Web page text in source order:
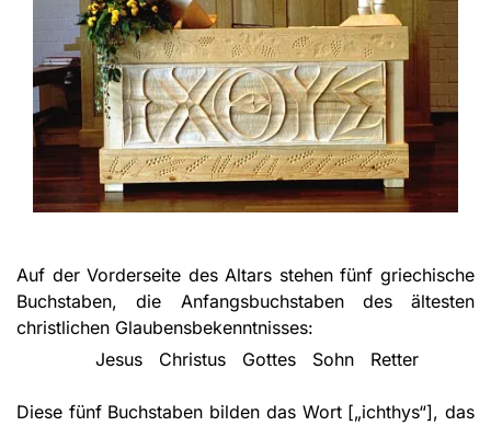
Auf der Vorderseite des Altars stehen fünf griechische
Buchstaben, die Anfangsbuchstaben des ältesten
christlichen Glaubensbekenntnisses:
Jesus Christus Gottes Sohn Retter
Diese fünf Buchstaben bilden das Wort [„ichthys“], das